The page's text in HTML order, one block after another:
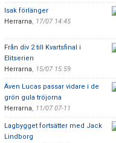
Isak förlänger
Herrarna, 17/07 14:45
Från div 2 till Kvartsfinal i
Elitserien
Herrarna, 15/07 15:59
Även Lucas passar vidare i de
grön gula tröjorna
Herrarna, 11/07 07-11
Lagbygget fortsätter med Jack
Lindborg